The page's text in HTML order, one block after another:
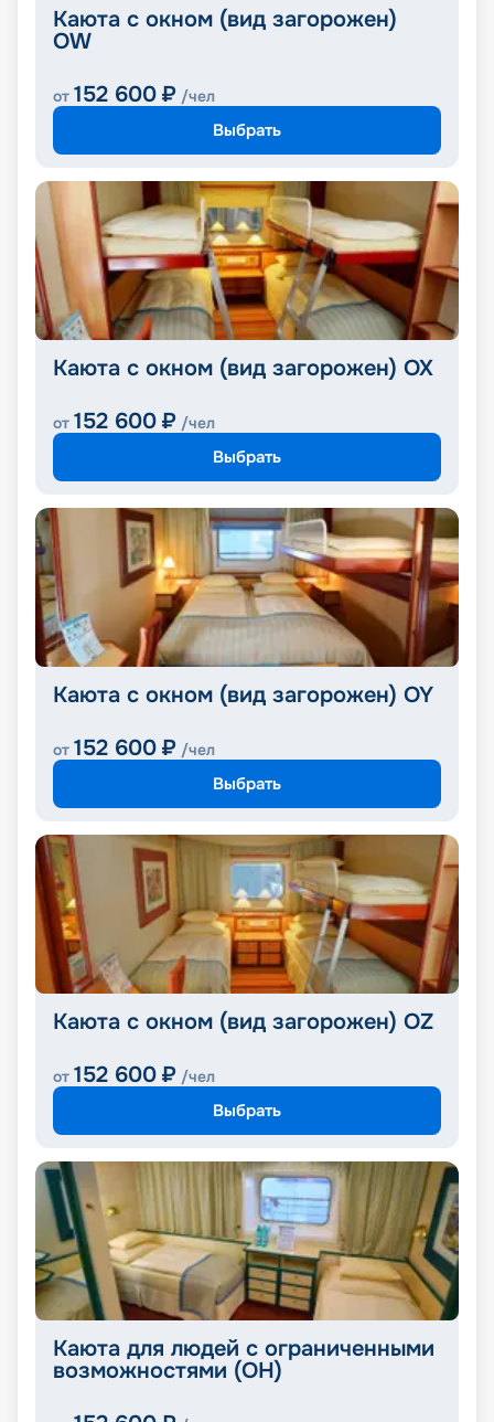
Каюта с окном (вид загорожен)
OW
от 152 600 ₽ /чел
Выбрать
Каюта с окном (вид загорожен) OX
от 152 600 ₽ /чел
Выбрать
Каюта с окном (вид загорожен) OY
от 152 600 ₽ /чел
Выбрать
Каюта с окном (вид загорожен) OZ
от 152 600 ₽ /чел
Выбрать
Каюта для людей с ограниченными
возможностями (OH)